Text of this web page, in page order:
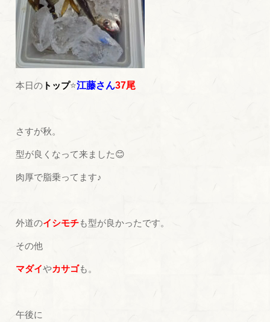
本日の トップ⭐江藤さん37尾
さすが秋。
型が良くなって来ました😊
肉厚で脂乗ってます♪
外道のイシモチも型が良かったです。
その他
マダイやカサゴも。
午後に